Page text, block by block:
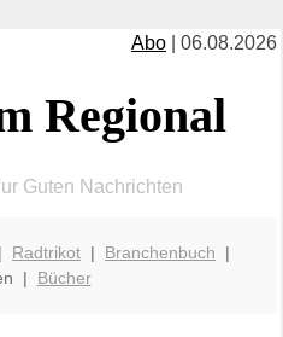
Abo | 06.08.2026
Regional
Guten Nachrichten
Radtrikot | Branchenbuch |
| Bücher